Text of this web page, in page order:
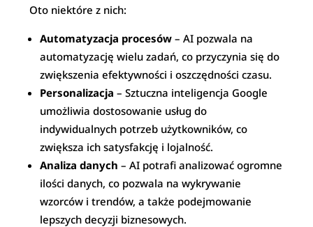
Oto niektóre z nich:
Automatyzacja procesów – AI pozwala na
automatyzację wielu zadań, co przyczynia się do
zwiększenia efektywności i oszczędności czasu.
Personalizacja – Sztuczna inteligencja Google
umożliwia dostosowanie usług do
indywidualnych potrzeb użytkowników, co
zwiększa ich satysfakcję i lojalność.
Analiza danych – AI potrafi analizować ogromne
ilości danych, co pozwala na wykrywanie
wzorców i trendów, a także podejmowanie
lepszych decyzji biznesowych.